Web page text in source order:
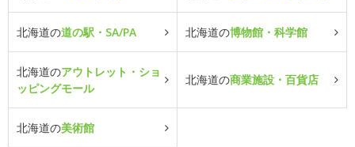
北海道の道の駅・SA/PA 北海道の博物館・科学館
北海道のアウトレット・ショ
ッピングモール
北海道の商業施設・百貨店
北海道の美術館